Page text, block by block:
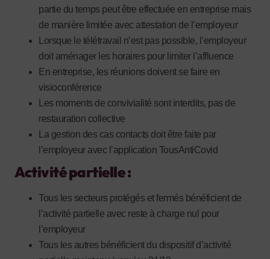
partie du temps peut être effectuée en entreprise mais
de manière limitée avec attestation de l’employeur
Lorsque le télétravail n’est pas possible, l’employeur
doit aménager les horaires pour limiter l’affluence
En entreprise, les réunions doivent se faire en
visioconférence
Les moments de convivialité sont interdits, pas de
restauration collective
La gestion des cas contacts doit être faite par
l’employeur avec l’application TousAntiCovid
Activité partielle :
Tous les secteurs protégés et fermés bénéficient de
l’activité partielle avec reste à charge nul pour
l’employeur
Tous les autres bénéficient du dispositif d’activité